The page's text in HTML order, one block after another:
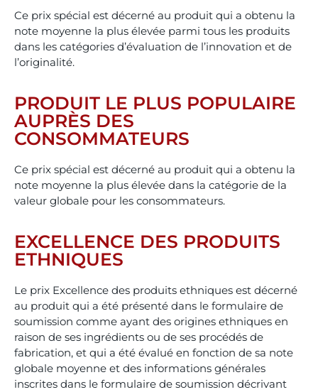
Ce prix spécial est décerné au produit qui a obtenu la
note moyenne la plus élevée parmi tous les produits
dans les catégories d’évaluation de l’innovation et de
l’originalité.
PRODUIT LE PLUS POPULAIRE
AUPRÈS DES
CONSOMMATEURS
Ce prix spécial est décerné au produit qui a obtenu la
note moyenne la plus élevée dans la catégorie de la
valeur globale pour les consommateurs.
EXCELLENCE DES PRODUITS
ETHNIQUES
Le prix Excellence des produits ethniques est décerné
au produit qui a été présenté dans le formulaire de
soumission comme ayant des origines ethniques en
raison de ses ingrédients ou de ses procédés de
fabrication, et qui a été évalué en fonction de sa note
globale moyenne et des informations générales
inscrites dans le formulaire de soumission décrivant